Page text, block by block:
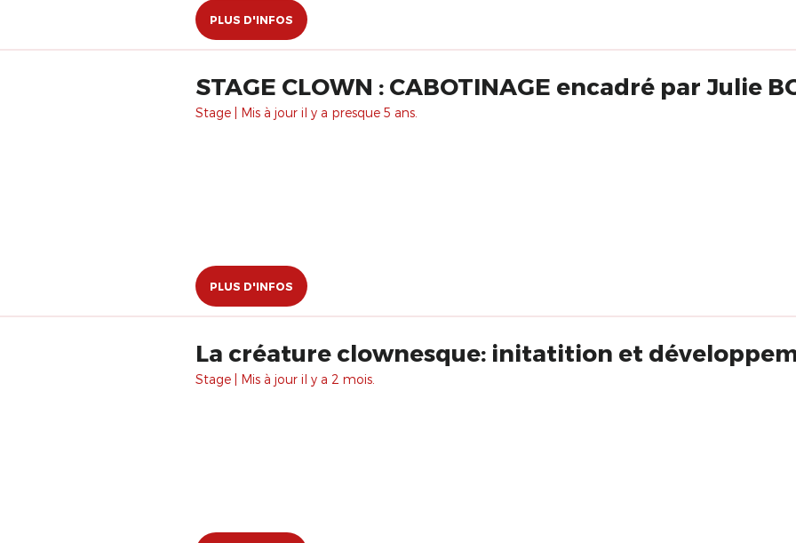
PLUS D'INFOS
STAGE CLOWN : CABOTINAGE encadré par Julie
Stage | Mis à jour il y a presque 5 ans.
PLUS D'INFOS
La créature clownesque: initatition et
Stage | Mis à jour il y a 2 mois.